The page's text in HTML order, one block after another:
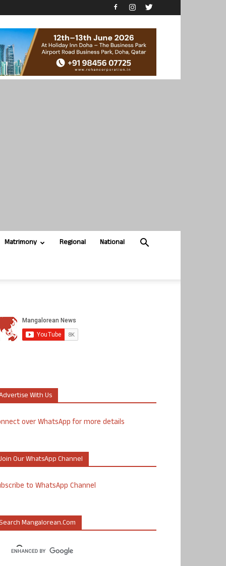
Matrimony Regional National
With Us
over WhatsApp for more details
Our WhatsApp Channel
to WhatsApp Channel
Mangalorean.com